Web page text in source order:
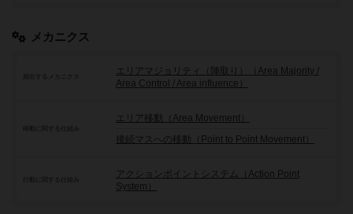
メカニクス
頻出するメカニクス
エリアマジョリティ（陣取り）（Area Majority /
Area Control / Area influence）
移動に関する仕組み
エリア移動（Area Movement）
接続マスへの移動（Point to Point Movement）
行動に関する仕組み
アクションポイントシステム（Action Point
System）